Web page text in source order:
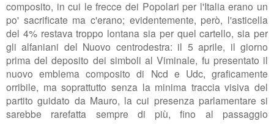
composito, in cui le frecce dei Popolari per l'Italia erano un
po' sacrificate ma c'erano; evidentemente, però, l'asticella
del 4% restava troppo lontana sia per quel cartello, sia per
gli alfaniani del Nuovo centrodestra: il 5 aprile, il giorno
prima del deposito dei simboli al Viminale, fu presentato il
nuovo emblema composito di Ncd e Udc, graficamente
orribile, ma soprattutto senza la minima traccia visiva del
partito guidato da Mauro, la cui presenza parlamentare si
sarebbe rarefatta sempre di più, fino al passaggio